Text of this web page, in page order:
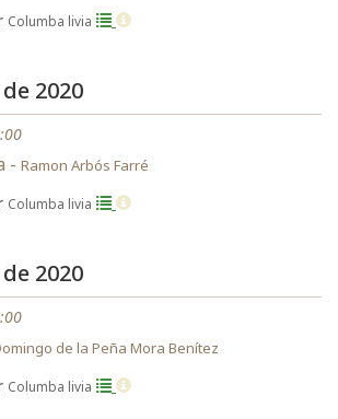
Columba livia
2020
- Ramon Arbós Farré
Columba livia
2020
de la Peña Mora Benítez
Columba livia